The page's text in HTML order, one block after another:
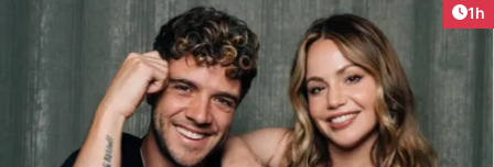
1h